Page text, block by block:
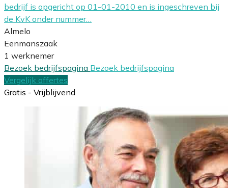
bedrijf is opgericht op 01-01-2010 en is ingeschreven bij
de KvK onder nummer…
Almelo
Eenmanszaak
1 werknemer
Bezoek bedrijfspagina Bezoek bedrijfspagina
Vergelijk offertes
Gratis - Vrijblijvend